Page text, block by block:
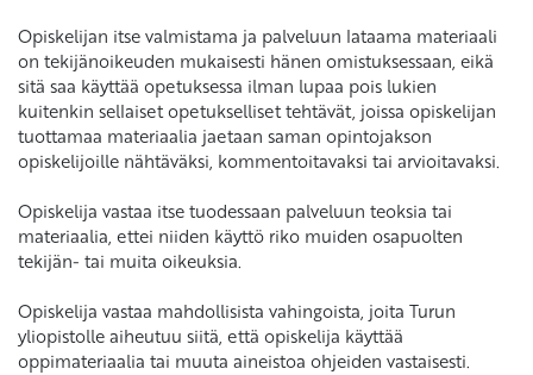
Opiskelijan itse valmistama ja palveluun lataama materiaali
on tekijänoikeuden mukaisesti hänen omistuksessaan, eikä
sitä saa käyttää opetuksessa ilman lupaa pois lukien
kuitenkin sellaiset opetukselliset tehtävät, joissa opiskelijan
tuottamaa materiaalia jaetaan saman opintojakson
opiskelijoille nähtäväksi, kommentoitavaksi tai arvioitavaksi.
Opiskelija vastaa itse tuodessaan palveluun teoksia tai
materiaalia, ettei niiden käyttö riko muiden osapuolten
tekijän- tai muita oikeuksia.
Opiskelija vastaa mahdollisista vahingoista, joita Turun
yliopistolle aiheutuu siitä, että opiskelija käyttää
oppimateriaalia tai muuta aineistoa ohjeiden vastaisesti.